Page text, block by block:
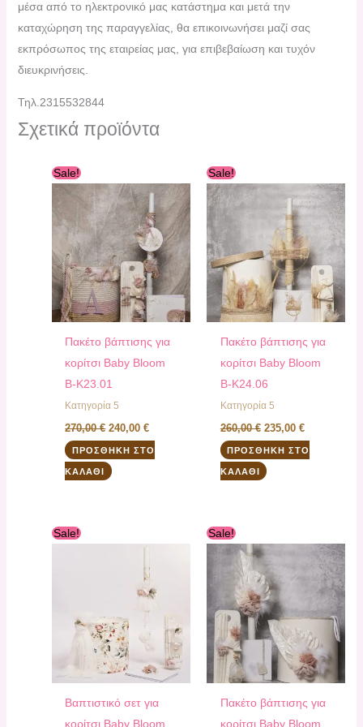
μέσα από το ηλεκτρονικό μας κατάστημα και μετά την
καταχώρηση της παραγγελίας, θα επικοινωνήσει μαζί σας
εκπρόσωπος της εταιρείας μας, για επιβεβαίωση και τυχόν
διευκρινήσεις.
Τηλ.2315532844
Σχετικά προϊόντα
Sale!
Πακέτο βάπτισης για
κορίτσι Baby Bloom
B-K23.01
Κατηγορία 5
270,00€
was:
270,00 €.
240,00€
τιμή
είναι:
240,00 €.
ΠΡΟΣΘΉΚΗ ΣΤΟ
ΚΑΛΆΘΙ
Sale!
Πακέτο βάπτισης για
κορίτσι Baby Bloom
B-K24.06
Κατηγορία 5
260,00€
260,00 €.
235,00 €
τιμή
είναι:
235,00 €.
ΠΡΟΣΘΉΚΗ ΣΤΟ
ΚΑΛΆΘΙ
Sale!
Βαπτιστικό σετ για
κορίτσι Baby Bloom
price
250,00 €.
τρέχουσα
είναι:
230,00 €.
Sale!
Πακέτο βάπτισης για
κορίτσι Baby Bloom
price
was:
250,00 €.
τρέχουσα
τιμή
είναι:
220,00 €.